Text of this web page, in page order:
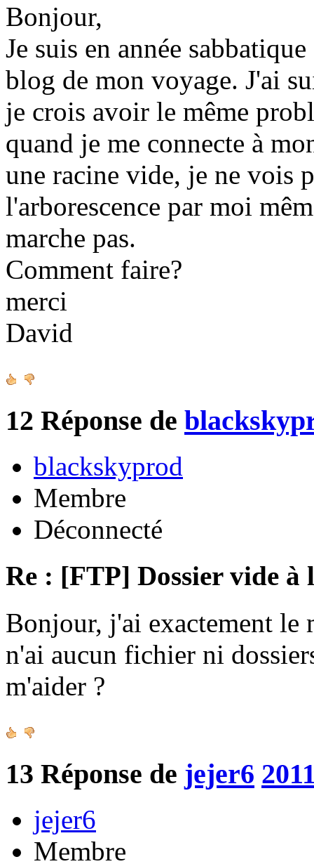
Bonjour,
Je suis en année
blog de mon voyage. J'ai
je crois avoir le même
quand je me connecte à
une racine vide, je ne vois
l'arborescence par moi
marche pas.
Comment faire?
merci
David
12 Réponse de
blackskyprod
Membre
Déconnecté
Re : [FTP] Dossier vide à
Bonjour, j'ai exactement le
n'ai aucun fichier ni
m'aider ?
13 Réponse de jejer6
jejer6
Membre